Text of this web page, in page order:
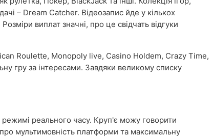
– Dream Catcher. Відеозапис йде у кількох
виплат значні, про це свідчать відгуки
Roulette, Monopoly live, Casino Holdem, Crazy Time,
гру за інтересами. Завдяки великому списку
режимі реального часу. Круп'є можу говорити
мультимовність платформи та максимальну